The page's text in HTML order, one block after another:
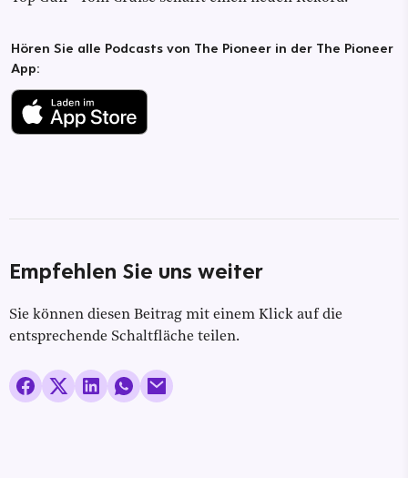
Hören Sie alle Podcasts von The Pioneer in der The Pioneer
App:
Empfehlen Sie uns weiter
Sie können diesen Beitrag mit einem Klick auf die
entsprechende Schaltfläche teilen.